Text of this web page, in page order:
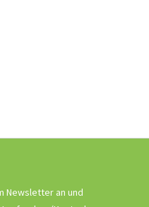
Newsletter an und